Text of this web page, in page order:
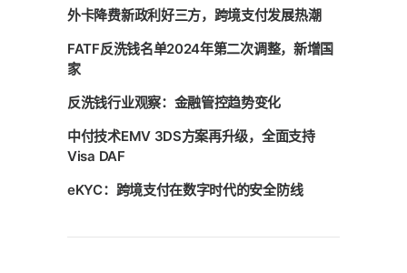
外卡降费新政利好三方，跨境支付发展热潮
FATF反洗钱名单2024年第二次调整，新增国
家
反洗钱行业观察：金融管控趋势变化
中付技术EMV 3DS方案再升级，全面支持
Visa DAF
eKYC：跨境支付在数字时代的安全防线